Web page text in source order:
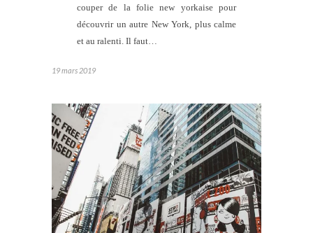
couper de la folie new yorkaise pour
découvrir un autre New York, plus calme
et au ralenti. Il faut…
19 mars 2019